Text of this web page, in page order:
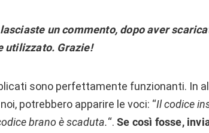
un commento, dopo aver
utilizzato. Grazie!
sono perfettamente funzionanti. In
potrebbero apparire le voci: “Il codice
brano è scaduta.“. Se così fosse,